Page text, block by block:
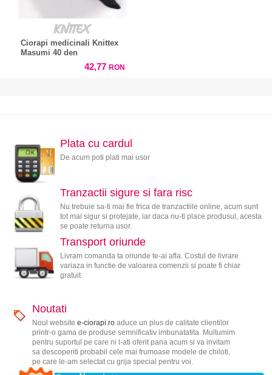
Ciorapi medicinali Knittex
Masumi 40 den
42,77 RON
Plata cu cardul
De acum poti plati mai usor
Tranzactii sigure si fara risc
Nu trebuie sa-ti mai fie frica de tranzactiile online, acum sunt
tot mai sigur si protejate, iar daca nu-ti place produsul, acesta
se poate returna usor.
Transport oriunde
Livram comanda ta oriunde te-ai afla. Costul de livrare
variaza in functie de valoarea comenzii si poate fi chiar
gratuit.
Noutati
Noul website e-ciorapi.roaduce un plus de calitate clientilor
printr-o gama de produse semnificativ imbunatatita. Multumim
pentru suportul pe care ni l-ati oferit pana acum si va invitam
sa descoperiti probabil cele mai frumoase modele de chiloti,
pe care le-am selectat cu grija special pentru voi.